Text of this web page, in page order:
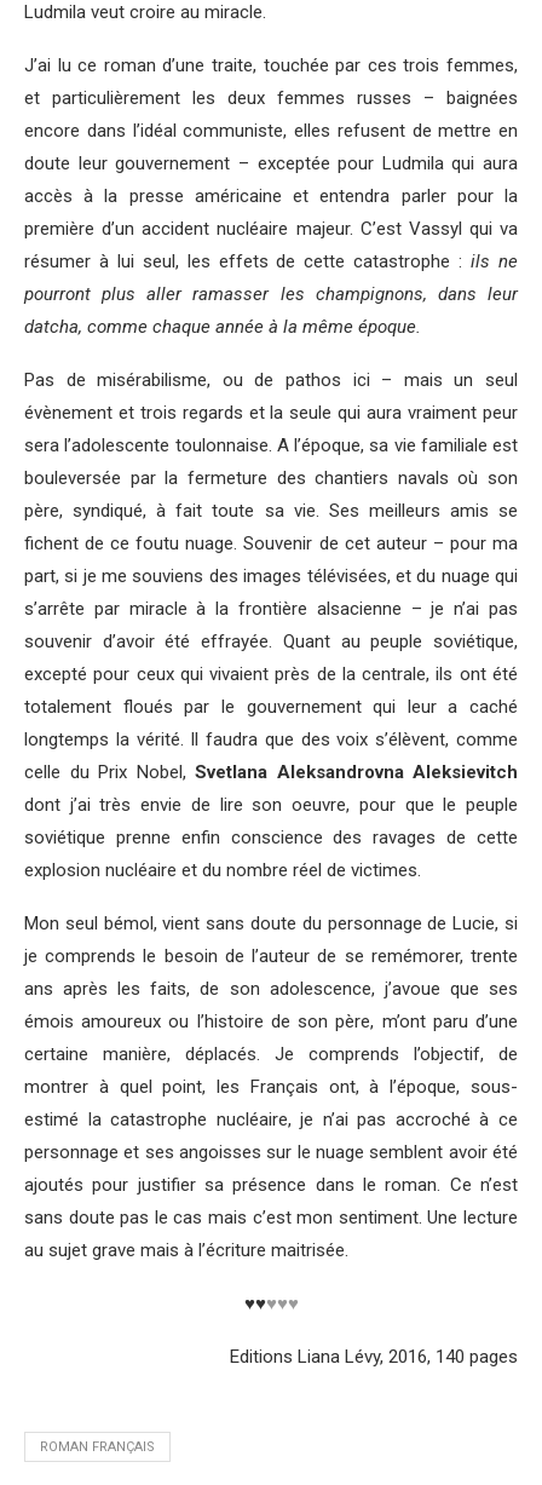
Ludmila veut croire au miracle.
J’ai lu ce roman d’une traite, touchée par ces trois femmes,
et particulièrement les deux femmes russes – baignées
encore dans l’idéal communiste, elles refusent de mettre en
doute leur gouvernement – exceptée pour Ludmila qui aura
accès à la presse américaine et entendra parler pour la
première d’un accident nucléaire majeur. C’est Vassyl qui va
résumer à lui seul, les effets de cette catastrophe :ils ne
pourront plus aller ramasser les champignons, dans leur
datcha, comme chaque année à la même époque.
Pas de misérabilisme, ou de pathos ici – mais un seul
évènement et trois regards et la seule qui aura vraiment peur
sera l’adolescente toulonnaise. A l’époque, sa vie familiale est
bouleversée par la fermeture des chantiers navals où son
père, syndiqué, à fait toute sa vie. Ses meilleurs amis se
fichent de ce foutu nuage. Souvenir de cet auteur – pour ma
part, si je me souviens des images télévisées, et du nuage qui
s’arrête par miracle à la frontière alsacienne – je n’ai pas
souvenir d’avoir été effrayée. Quant au peuple soviétique,
excepté pour ceux qui vivaient près de la centrale, ils ont été
totalement floués par le gouvernement qui leur a caché
longtemps la vérité. Il faudra que des voix s’élèvent, comme
celle du Prix Nobel, Svetlana Aleksandrovna Aleksievitch
dont j’ai très envie de lire son oeuvre, pour que le peuple
soviétique prenne enfin conscience des ravages de cette
explosion nucléaire et du nombre réel de victimes.
Mon seul bémol, vient sans doute du personnage de Lucie, si
je comprends le besoin de l’auteur de se remémorer, trente
ans après les faits, de son adolescence, j’avoue que ses
émois amoureux ou l’histoire de son père, m’ont paru d’une
certaine manière, déplacés. Je comprends l’objectif, de
montrer à quel point, les Français ont, à l’époque, sous-
estimé la catastrophe nucléaire, je n’ai pas accroché à ce
personnage et ses angoisses sur le nuage semblent avoir été
ajoutés pour justifier sa présence dans le roman. Ce n’est
sans doute pas le cas mais c’est mon sentiment. Une lecture
au sujet grave mais à l’écriture maitrisée.
♥♥♥♥♥
Editions Liana Lévy, 2016, 140 pages
ROMAN FRANÇAIS